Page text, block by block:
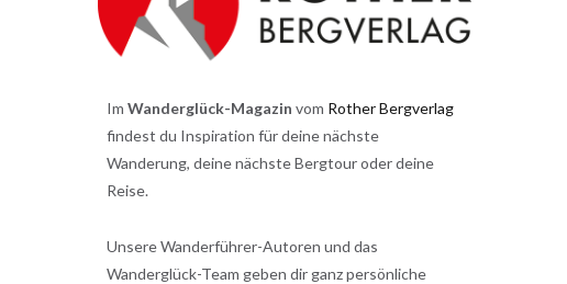
Im Wanderglück-Magazin vom Rother Bergverlag
findest du Inspiration für deine nächste
Wanderung, deine nächste Bergtour oder deine
Reise.
Unsere Wanderführer-Autoren und das
Wanderglück-Team geben dir ganz persönliche